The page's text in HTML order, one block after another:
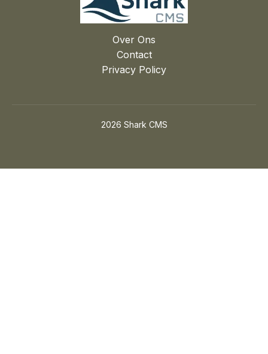
Over Ons
Contact
Privacy Policy
2026 Shark CMS